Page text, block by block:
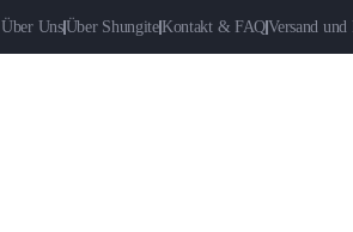
Über UnsÜber ShungiteKontakt & FAQVersand und